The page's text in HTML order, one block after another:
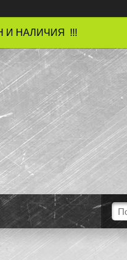
И НАЛИЧИЯ !!!